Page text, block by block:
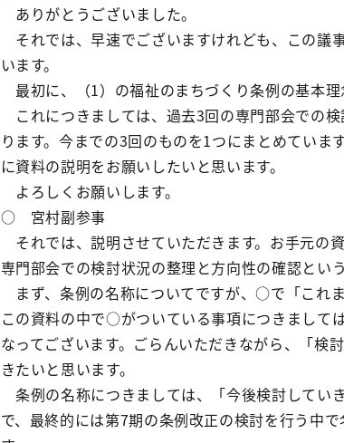
ありがとうございました。
それでは、早速でございますけれども、この議
います。
最初に、（1）の福祉のまちづくり条例の基本理
これにつきましては、過去3回の専門部会での
ります。今までの3回のものを1つにまとめてい
に資料の説明をお願いしたいと思います。
よろしくお願いします。
○ 宮村副参事
それでは、説明させていただきます。お手元の
専門部会での検討状況の整理と方向性の確認とい
まず、条例の名称についてですが、○で「これ
この資料の中で○がついている事項につきまして
なってございます。ごらんいただきながら、「検
きたいと思います。
条例の名称につきましては、「今後検討してい
で、最終的には第7期の条例改正の検討を行う中